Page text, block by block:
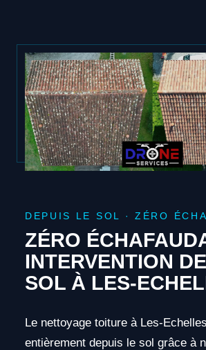
DEPUIS LE SOL · ZÉRO
ZÉRO
INTERVENTION
SOL À LES-
Le nettoyage toiture à Les-
entièrement depuis le sol grâce à